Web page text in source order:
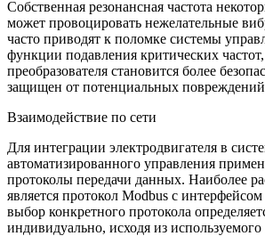
Собственная резонансная частота
может провоцировать нежелательные
часто приводят к поломке системы
функции подавления критических частот,
преобразователя становится более
защищен от потенциальных
Взаимодействие по сети
Для интеграции электродвигателя в
автоматизированного управления
протоколы передачи данных. Наиболее
является протокол Modbus с
выбор конкретного протокола
индивидуально, исходя из